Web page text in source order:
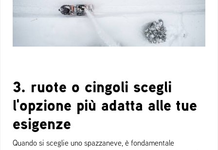
3. ruote o cingoli scegli
l'opzione più adatta alle tue
esigenze
Quando si sceglie uno spazzaneve, è fondamentale